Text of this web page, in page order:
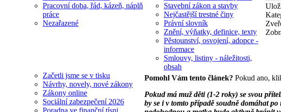
Pracovní doba, řád, kázeň, náplň
práce
Nezařazené
Stavební zákon a stavby
Nejčastější trestné činy
Právní slovník
Znění, výňatky, definice, texty
Pěstounství, osvojení, adopce -
informace
Smlouvy, listiny - náležitosti,
obsah
Začetli jsme se v tisku
Návrhy, novely, nové zákony
Zákony online
Sociální zabezpečení 2026
Poradna ve finanční tísni
Pomohl Vám tento článek? Pokud ano,
Pokud má muž děti (1-2 roky) se svou
by se i v tomto případě soudně domáhat